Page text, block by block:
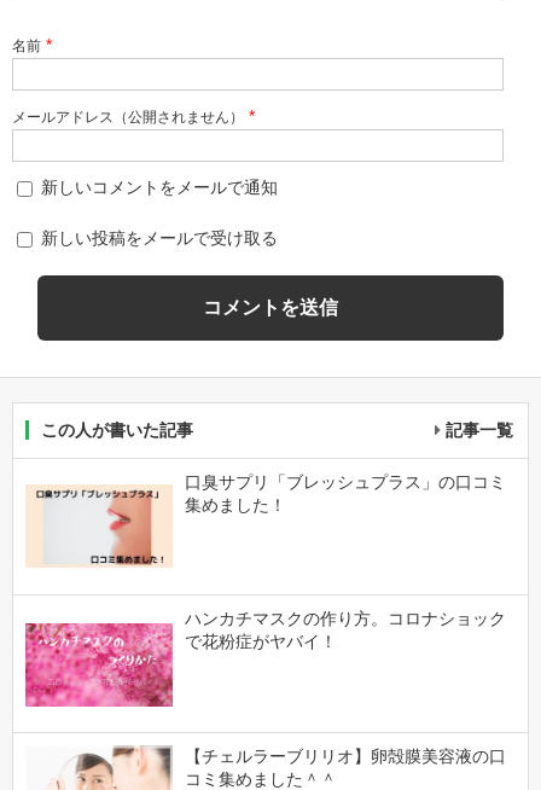
名前 *
メールアドレス（公開されません） *
新しいコメントをメールで通知
新しい投稿をメールで受け取る
この人が書いた記事 記事一覧
口臭サプリ「ブレッシュプラス」の口コミ
集めました！
ハンカチマスクの作り方。コロナショック
で花粉症がヤバイ！
【チェルラーブリリオ】卵殻膜美容液の口
コミ集めました＾＾